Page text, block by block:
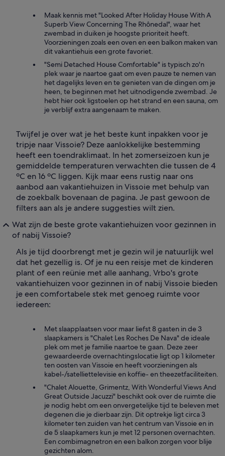
Maak kennis met "Looked After Holiday House With A
Superb View Concerning The Rhônedal", waar het
zwembad in duiken je hoogste prioriteit heeft.
Voorzieningen zoals een oven en een balkon maken van
dit vakantiehuis een grote favoriet.
"Semi Detached House Comfortable" is typisch zo'n
plek waar je naartoe gaat om even pauze te nemen van
het dagelijks leven en te genieten van de dingen om je
heen, te beginnen met het uitnodigende zwembad. Je
hebt hier ook ligstoelen op het strand en een sauna, om
je verblijf extra aangenaam te maken.
Twijfel je over wat je het beste kunt inpakken voor je
tripje naar Vissoie? Deze aanlokkelijke bestemming
heeft een toendraklimaat. In het zomerseizoen kun je
gemiddelde temperaturen verwachten die tussen de 4
ºC en 16 ºC liggen. Kijk maar eens rustig naar ons
aanbod aan vakantiehuizen in Vissoie met behulp van
de zoekbalk bovenaan de pagina. Je past gewoon de
filters aan als je andere suggesties wilt zien.
Wat zijn de beste grote vakantiehuizen voor gezinnen in
of nabij Vissoie?
Als je tijd doorbrengt met je gezin wil je natuurlijk wel
dat het gezellig is. Of je nu een reisje met de kinderen
plant of een reünie met alle aanhang, Vrbo's grote
vakantiehuizen voor gezinnen in of nabij Vissoie bieden
je een comfortabele stek met genoeg ruimte voor
iedereen:
Met slaapplaatsen voor maar liefst 8 gasten in de 3
slaapkamers is "Chalet Les Roches De Nava" de ideale
plek om met je familie naartoe te gaan. Deze zeer
gewaardeerde overnachtingslocatie ligt op 1 kilometer
ten oosten van Vissoie en heeft voorzieningen als
kabel-/satelliettelevisie en koffie- en theezetfaciliteiten.
"Chalet Alouette, Grimentz, With Wonderful Views And
Great Outside Jacuzzi" beschikt ook over de ruimte die
je nodig hebt om een onvergetelijke tijd te beleven met
degenen die je dierbaar zijn. Dit optrekje ligt circa 3
kilometer ten zuiden van het centrum van Vissoie en in
de 5 slaapkamers kun je met 12 personen overnachten.
Een combimagnetron en een balkon zorgen voor blije
gezichten alom.